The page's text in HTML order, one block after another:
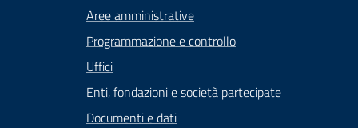
Aree amministrative
Programmazione e controllo
Uffici
Enti, fondazioni e società partecipate
Documenti e dati